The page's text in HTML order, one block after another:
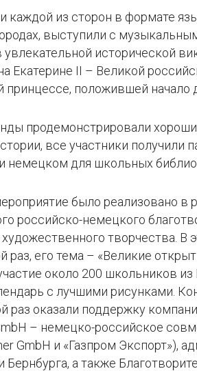
каждой из сторон в формате
выступили с
увлекательной исторической
Екатерине II – Великой
принцессе, положившей начало
продемонстрировали
все участники получили
немецком для школьных
было реализовано в
российско-немецкого
художественного творчества. В
раз, его тема – «Великие
около 200 школьников
с лучшими рисунками.
раз оказали поддержку
– немецко-российское
GmbH и «Газпром Экспорт»),
Бернбурга, а также